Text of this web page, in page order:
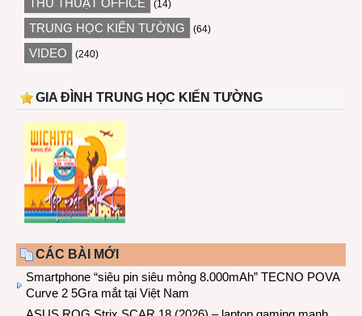
THỦ THUẬT OFFICE (14)
TRUNG HỌC KIẾN TƯỜNG (64)
VIDEO (240)
GIA ĐÌNH TRUNG HỌC KIẾN TƯỜNG
CÁC BÀI MỚI
Smartphone “siêu pin siêu mỏng 8.000mAh” TECNO POVA
Curve 2 5Gra mắt tại Việt Nam